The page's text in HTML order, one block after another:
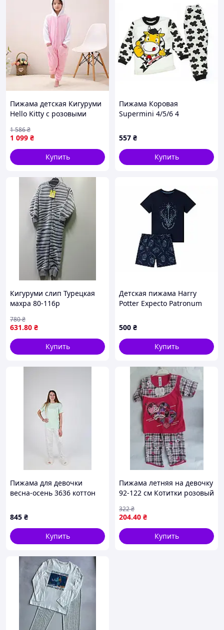
Пижама детская Кигуруми
Hello Kitty с розовыми
DBUY Піжама дитяча
Кігурумі Hello Kitty з
рожевими сердечками
1 099 ₴
1 586₴
Купить
Пижама Коровая
Supermini 4/5/6 4
557 ₴
Купить
Кигуруми слип Турецкая
махра 80-116р
631.80 ₴
780₴
Купить
Детская пижама Harry
Potter Expecto Patronum
шорты, 158/164, темно-
синяя
500 ₴
Купить
Пижама для девочки
весна-осень 3636 коттон
Heart,рубчик 176(р)
845 ₴
Купить
Пижама летняя на девочку
92-122 см Котитки розовый
204.40 ₴
322₴
Купить